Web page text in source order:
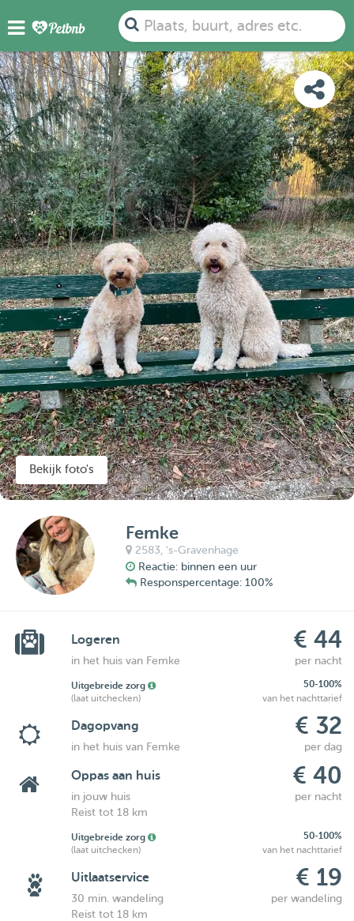
Plaats, buurt, adres etc.
FOTO'S BEOORDELINGEN KAART
Bekijk foto's
Femke
2583, 's-Gravenhage
Reactie: binnen een uur
Responspercentage: 100%
Logeren € 44
in het huis van Femke per nacht
Uitgebreide zorg
50-100%
(laat uitchecken)
van het nachttarief
Dagopvang € 32
in het huis van Femke per dag
Oppas aan huis € 40
in jouw huis
per nacht
Reist tot 18 km
Uitgebreide zorg
50-100%
(laat uitchecken)
van het nachttarief
Uitlaatservice € 19
30 min. wandeling
per wandeling
Reist tot 18 km